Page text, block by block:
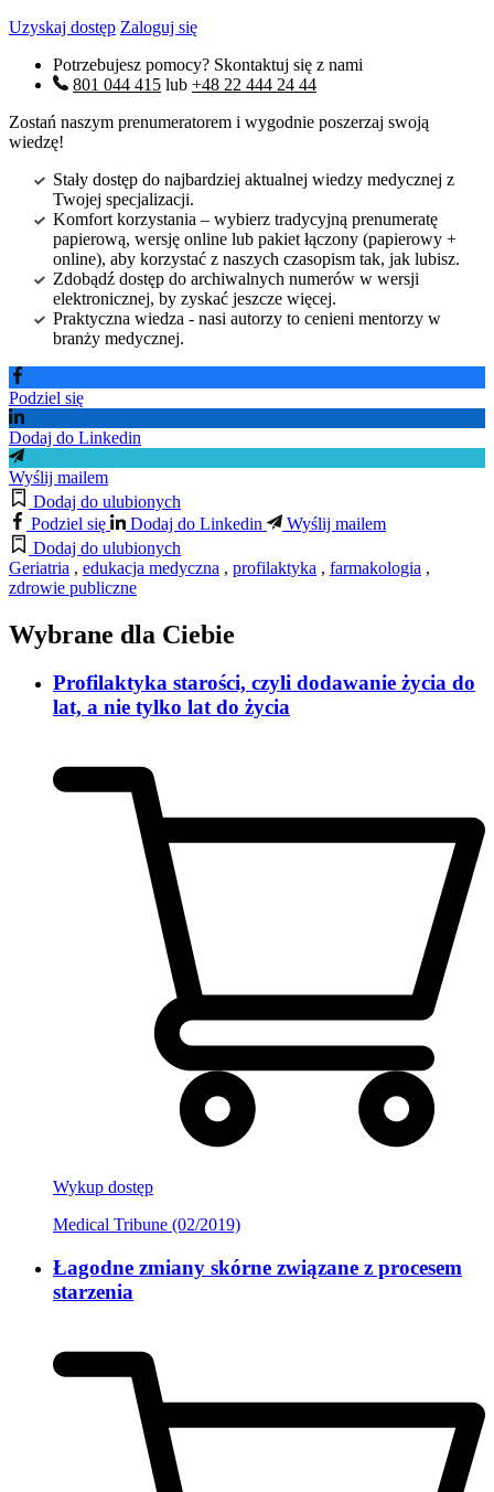
Uzyskaj dostęp Zaloguj się
Potrzebujesz pomocy? Skontaktuj się z nami
801 044 415 lub +48 22 444 24 44
Zostań naszym prenumeratorem i wygodnie poszerzaj swoją
wiedzę!
Stały dostęp do najbardziej aktualnej wiedzy medycznej z
Twojej specjalizacji.
Komfort korzystania – wybierz tradycyjną prenumeratę
papierową, wersję online lub pakiet łączony (papierowy +
online), aby korzystać z naszych czasopism tak, jak lubisz.
Zdobądź dostęp do archiwalnych numerów w wersji
elektronicznej, by zyskać jeszcze więcej.
Praktyczna wiedza - nasi autorzy to cenieni mentorzy w
branży medycznej.
Podziel się
Dodaj do Linkedin
Wyślij mailem
Dodaj do ulubionych
Podziel się
Dodaj do Linkedin
Wyślij mailem
Dodaj do ulubionych
Geriatria , edukacja medyczna , profilaktyka , farmakologia ,
zdrowie publiczne
Wybrane dla Ciebie
Profilaktyka starości, czyli dodawanie życia do
lat, a nie tylko lat do życia
Wykup dostęp
Medical Tribune (02/2019)
Łagodne zmiany skórne związane z procesem
starzenia